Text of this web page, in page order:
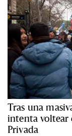
Tras una
intenta voltear
Privada